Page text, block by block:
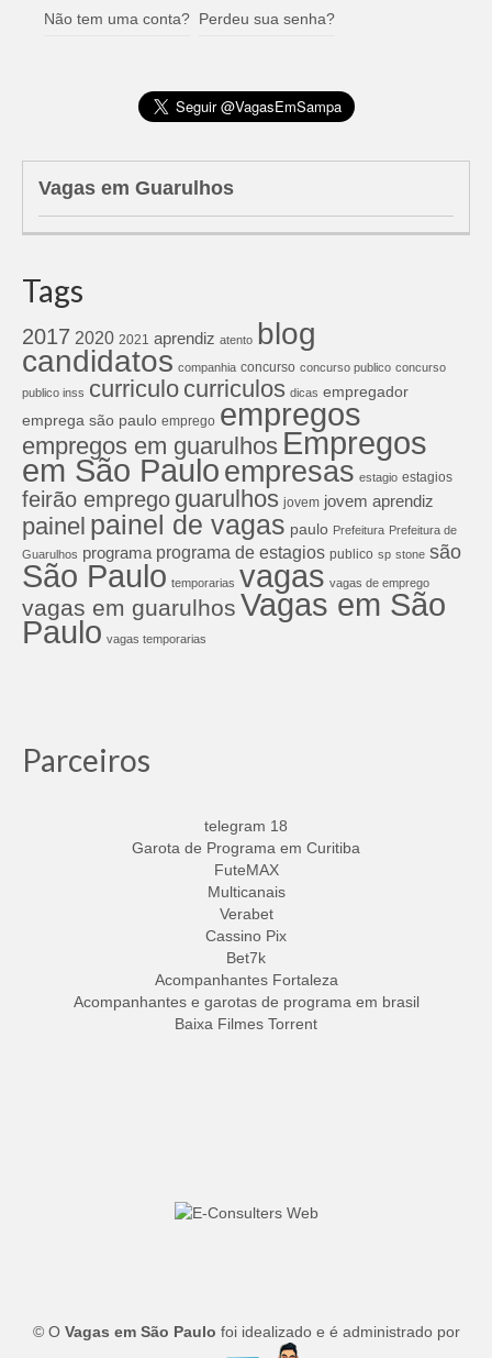
Não tem uma conta? Perdeu sua senha?
Vagas em Guarulhos
Tags
2017 2020 2021 aprendiz atento blog
candidatos companhia concurso concurso publico concurso
publico inss curriculo curriculos dicas empregador
emprega são paulo emprego empregos
empregos em guarulhos Empregos
em São Pauloempresas estagio estagios
feirão emprego guarulhos jovem jovem aprendiz
painel painel de vagas paulo Prefeitura Prefeitura de
Guarulhos programa programa de estagios publico sp stone são
São Paulo temporarias vagas vagas de emprego
vagas em guarulhos Vagas em São
Paulo vagas temporarias
Parceiros
telegram 18
Garota de Programa em Curitiba
FuteMAX
Multicanais
Verabet
Cassino Pix
Bet7k
Acompanhantes Fortaleza
Acompanhantes e garotas de programa em brasil
Baixa Filmes Torrent
© O Vagas em São Paulo foi idealizado e é administrado por